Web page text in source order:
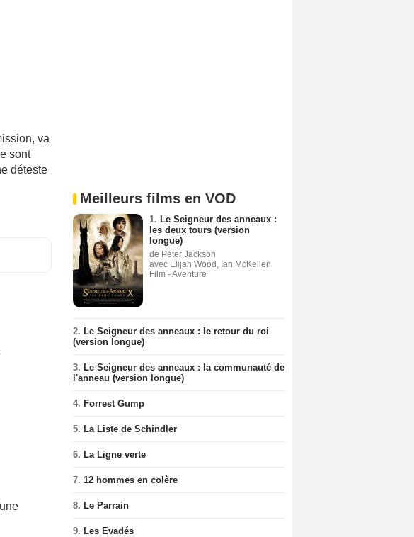
va
sont
déteste
Meilleurs films en VOD
1. Le Seigneur des anneaux :
les deux tours (version
longue)
de Peter Jackson
avec Elijah Wood, Ian McKellen
Film - Aventure
2. Le Seigneur des anneaux : le retour du roi
(version longue)
3. Le Seigneur des anneaux : la communauté de
l'anneau (version longue)
4. Forrest Gump
5. La Liste de Schindler
6. La Ligne verte
7. 12 hommes en colère
8. Le Parrain
9. Les Evadés